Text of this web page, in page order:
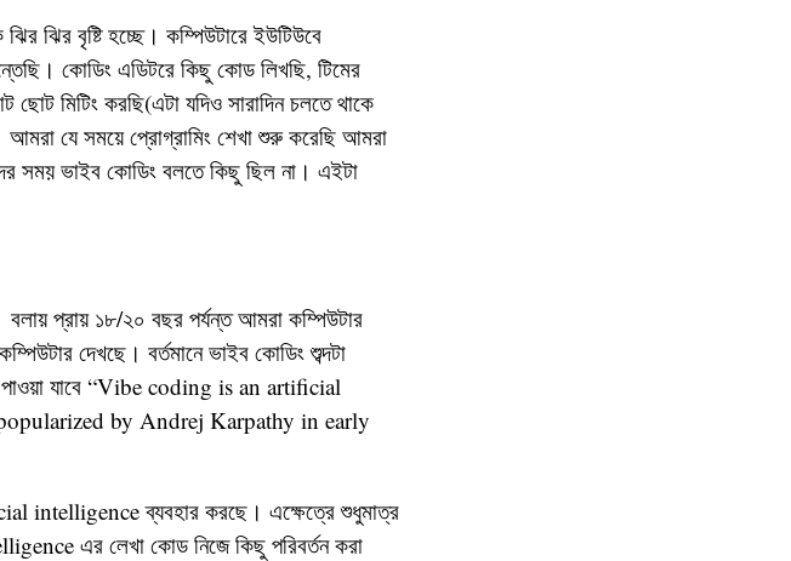
ঝির বৃষ্টি হচ্ছে। কম্পিউটারে ইউটিউবে
কোডিং এডিটরে কিছু কোড লিখছি, টিমের
মিটিং করছি(এটা যদিও সারাদিন চলতে থাকে
যে সময়ে প্রোগ্রামিং শেখা শুরু করেছি আমরা
সময় ভাইব কোডিং বলতে কিছু ছিল না। এইটা
প্রায় ১৮/২০ বছর পর্যন্ত আমরা কম্পিউটার
দেখছে। বর্তমানে ভাইব কোডিং শুব্দটা
পাওয়া যাবে “Vibe coding is an artificial
by Andrej Karpathy in early
intelligence ব্যবহার করছে। এক্ষেত্রে শুধুমাত্র
এর লেখা কোড নিজে কিছু পরিবর্তন করা